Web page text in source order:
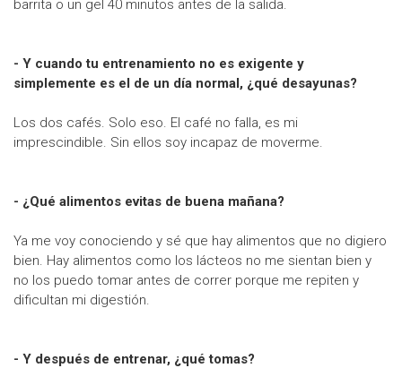
barrita o un gel 40 minutos antes de la salida.
- Y cuando tu entrenamiento no es exigente y
simplemente es el de un día normal, ¿qué desayunas?
Los dos cafés. Solo eso. El café no falla, es mi
imprescindible. Sin ellos soy incapaz de moverme.
- ¿Qué alimentos evitas de buena mañana?
Ya me voy conociendo y sé que hay alimentos que no digiero
bien. Hay alimentos como los lácteos no me sientan bien y
no los puedo tomar antes de correr porque me repiten y
dificultan mi digestión.
- Y después de entrenar, ¿qué tomas?